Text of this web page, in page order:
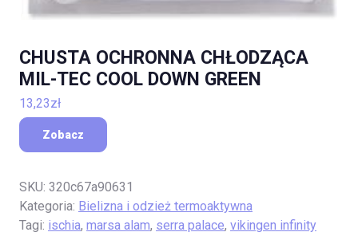
CHUSTA OCHRONNA CHŁODZĄCA
MIL-TEC COOL DOWN GREEN
13,23zł
Zobacz
SKU: 320c67a90631
Kategoria: Bielizna i odzież termoaktywna
Tagi: ischia, marsa alam, serra palace, vikingen infinity